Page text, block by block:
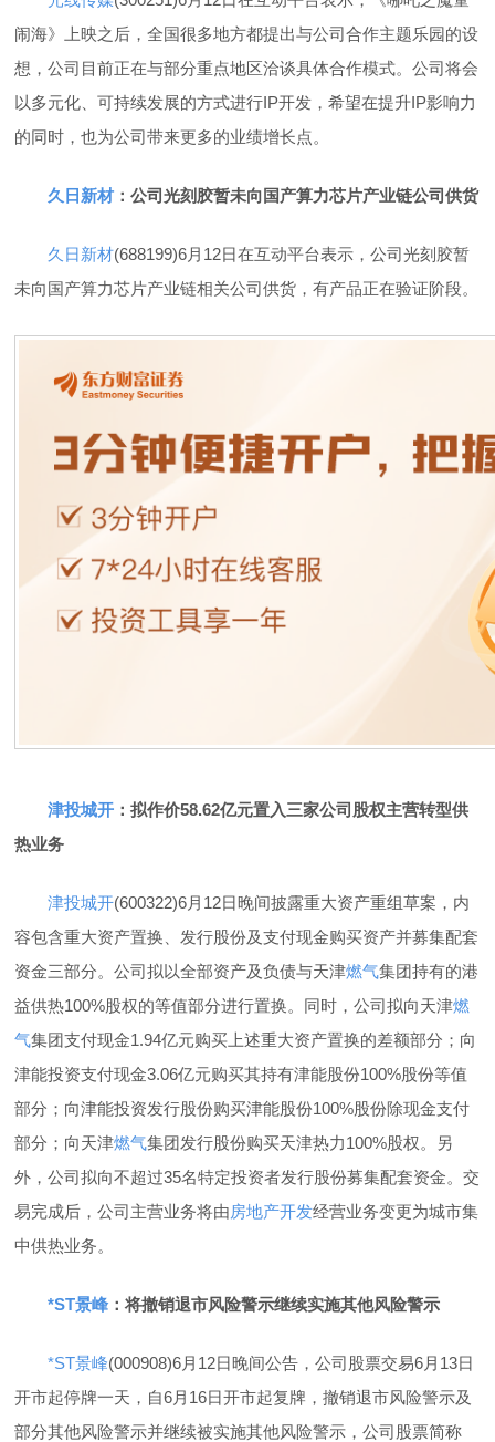
闹海》上映之后，全国很多地方都提出与公司合作主题乐园的设
想，公司目前正在与部分重点地区洽谈具体合作模式。公司将会
以多元化、可持续发展的方式进行IP开发，希望在提升IP影响力
的同时，也为公司带来更多的业绩增长点。
久日新材 ：公司光刻胶暂未向国产算力芯片产业链公司供货
久日新材(688199)6月12日在互动平台表示，公司光刻胶暂
未向国产算力芯片产业链相关公司供货，有产品正在验证阶段。
津投城开 ：拟作价58.62亿元置入三家公司股权主营转型供
热业务
津投城开(600322)6月12日晚间披露重大资产重组草案，内
容包含重大资产置换、发行股份及支付现金购买资产并募集配套
资金三部分。公司拟以全部资产及负债与天津燃气集团持有的港
益供热100%股权的等值部分进行置换。同时，公司拟向天津燃
气集团支付现金1.94亿元购买上述重大资产置换的差额部分；向
津能投资支付现金3.06亿元购买其持有津能股份100%股份等值
部分；向津能投资发行股份购买津能股份100%股份除现金支付
部分；向天津燃气集团发行股份购买天津热力100%股权。另
外，公司拟向不超过35名特定投资者发行股份募集配套资金。交
易完成后，公司主营业务将由房地产开发经营业务变更为城市集
中供热业务。
*ST景峰 ：将撤销退市风险警示继续实施其他风险警示
*ST景峰(000908)6月12日晚间公告，公司股票交易6月13日
开市起停牌一天，自6月16日开市起复牌，撤销退市风险警示及
部分其他风险警示并继续被实施其他风险警示，公司股票简称